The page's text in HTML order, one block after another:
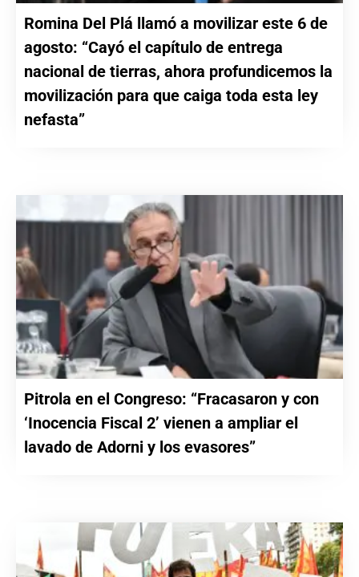
Romina Del Plá llamó a movilizar este 6 de
agosto: “Cayó el capítulo de entrega
nacional de tierras, ahora profundicemos la
movilización para que caiga toda esta ley
nefasta”
Pitrola en el Congreso: “Fracasaron y con
‘Inocencia Fiscal 2’ vienen a ampliar el
lavado de Adorni y los evasores”